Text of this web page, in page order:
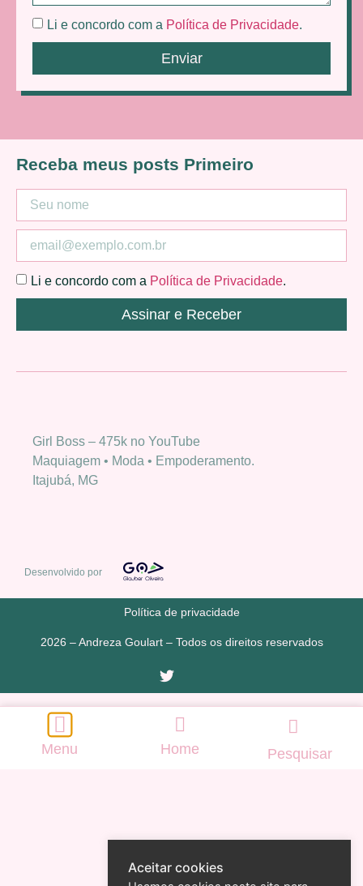
Li e concordo com a Política de Privacidade.
Enviar
Girl Boss – 475k no YouTube
Maquiagem • Moda • Empoderamento.
Itajubá, MG
Receba meus posts Primeiro
Li e concordo com a Política de Privacidade.
Assinar e Receber
Desenvolvido por
Política de privacidade
2026 – Andreza Goulart – Todos os direitos reservados
Aceitar cookies
Menu Home Pesquisar